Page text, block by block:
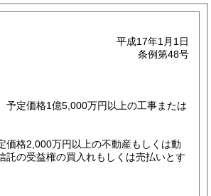
平成17年1月1日
条例第48号
予定価格1億5,000万円以上の工事または
価格2,000万円以上の不動産もしくは動
託の受益権の買入れもしくは売払いとす